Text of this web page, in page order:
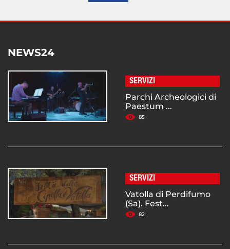
NEWS24
SERVIZI
Parchi Archeologici di
Paestum ...
85
SERVIZI
Vatolla di Perdifumo
(Sa). Fest...
82